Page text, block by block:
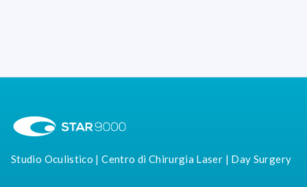
Studio Oculistico | Centro di Chirurgia Laser | Day Surgery